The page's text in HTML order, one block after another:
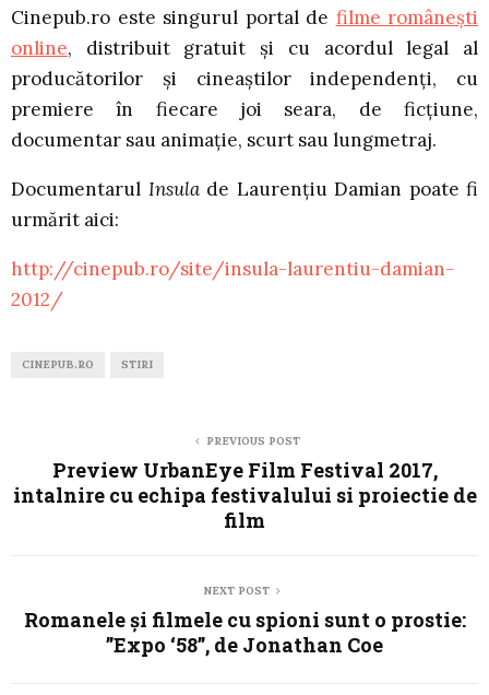
Cinepub.ro este singurul portal de filme românești
online, distribuit gratuit și cu acordul legal al
producătorilor și cineaștilor independenți, cu
premiere în fiecare joi seara, de ficțiune,
documentar sau animație, scurt sau lungmetraj.
Documentarul Insula de Laurențiu Damian poate fi
urmărit aici:
http://cinepub.ro/site/insula-laurentiu-damian-
2012/
CINEPUB.RO STIRI
PREVIOUS POST
Preview UrbanEye Film Festival 2017,
intalnire cu echipa festivalului si proiectie de
film
NEXT POST
Romanele și filmele cu spioni sunt o prostie:
”Expo ‘58”, de Jonathan Coe